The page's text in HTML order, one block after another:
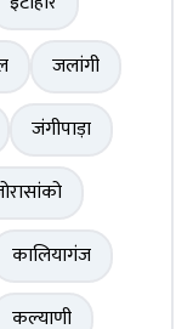
जलांगी
जंगीपाड़ा
कालियागंज
कल्याणी